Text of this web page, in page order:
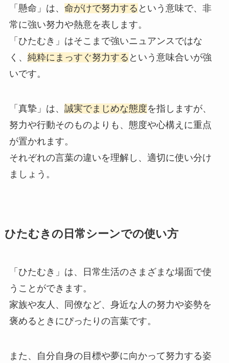
「懸命」は、 命がけで努力する という意味で、非
常に強い努力や熱意を表します。
「ひたむき」はそこまで強いニュアンスではな
く、 純粋にまっすぐ努力する という意味合いが強
いです。
「真摯」は、 誠実でまじめな態度を指しますが、
努力や行動そのものよりも、態度や心構えに重点
が置かれます。
それぞれの言葉の違いを理解し、適切に使い分け
ましょう。
ひたむきの日常シーンでの使い方
「ひたむき」は、日常生活のさまざまな場面で使
うことができます。
家族や友人、同僚など、身近な人の努力や姿勢を
褒めるときにぴったりの言葉です。
また、自分自身の目標や夢に向かって努力する姿